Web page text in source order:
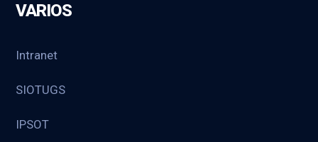
VARIOS
Intranet
SIOTUGS
IPSOT